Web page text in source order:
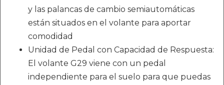
y las palancas de cambio semiautomáticas
están situados en el volante para aportar
comodidad
Unidad de Pedal con Capacidad de Respuesta:
El volante G29 viene con un pedal
independiente para el suelo para que puedas